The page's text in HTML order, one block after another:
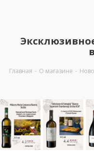
Главная - О магазине -